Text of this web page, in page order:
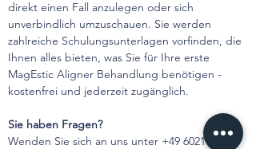
direkt einen Fall anzulegen oder sich
unverbindlich umzuschauen. Sie werden
zahlreiche Schulungsunterlagen vorfinden, die
Ihnen alles bieten, was Sie für Ihre erste
MagEstic Aligner Behandlung benötigen -
kostenfrei und jederzeit zugänglich.
Sie haben Fragen?
Wenden Sie sich an uns unter +49 6021 - 494